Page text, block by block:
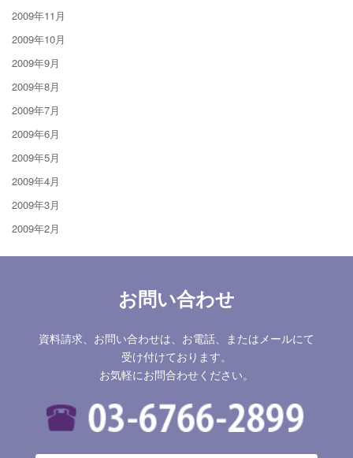
2009年11月
2009年10月
2009年9月
2009年8月
2009年7月
2009年6月
2009年5月
2009年4月
2009年3月
2009年2月
お問い合わせ
資料請求、お問い合わせは、お電話、またはメールにて
受け付けております。
お気軽にお問合わせください。